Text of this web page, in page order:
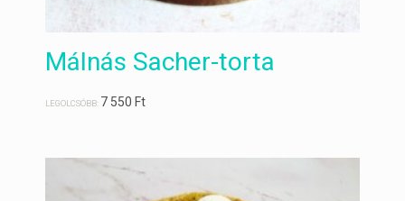
Málnás Sacher-torta
LEGOLCSÓBB: 7 550Ft